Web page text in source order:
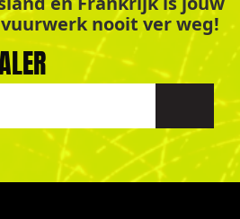
vuurwerk nooit ver weg!